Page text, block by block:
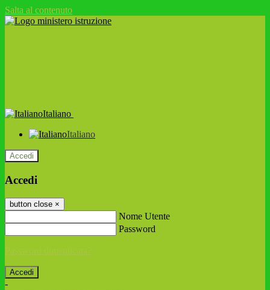
Salta al contenuto
Italiano
Italiano
Accedi
Accedi
button close ×
Nome Utente
Password
-